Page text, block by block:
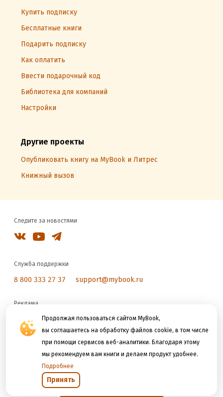
Продолжая пользоваться сайтом MyBook,
вы соглашаетесь на обработку файлов cookie, в том числе
при помощи сервисов веб-аналитики. Благодаря этому
мы рекомендуем вам книги и делаем продукт удобнее.
Подробнее
Принять
Купить подписку
Бесплатные книги
Подарить подписку
Как оплатить
Ввести подарочный код
Библиотека для компаний
Настройки
Другие проекты
Опубликовать книгу на MyBook и Литрес
Книжный вызов
Следите за новостями
Служба поддержки
8 800 333 27 37 support@mybook.ru
Реклама
reklama@litres.ru
Мы принимаем к оплате
Открыть в приложении